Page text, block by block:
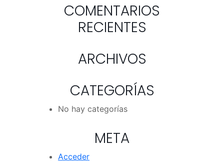
COMENTARIOS
RECIENTES
ARCHIVOS
CATEGORÍAS
No hay categorías
META
Acceder